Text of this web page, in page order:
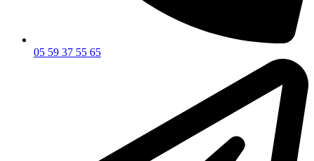
05 59 37 55 65